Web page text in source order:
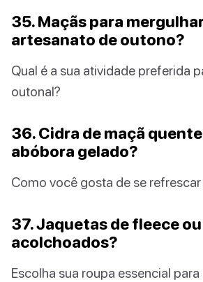
35. Maçãs para
artesanato de outono?
Qual é a sua atividade preferida
outonal?
36. Cidra de maçã
abóbora gelado?
Como você gosta de se
37. Jaquetas de fleece
acolchoados?
Escolha sua roupa essencial